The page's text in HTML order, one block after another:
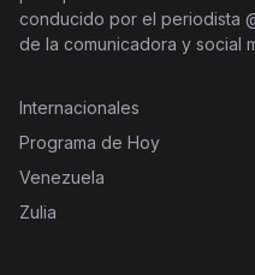
conducido por el periodista
de la comunicadora y social
Internacionales
Programa de Hoy
Venezuela
Zulia